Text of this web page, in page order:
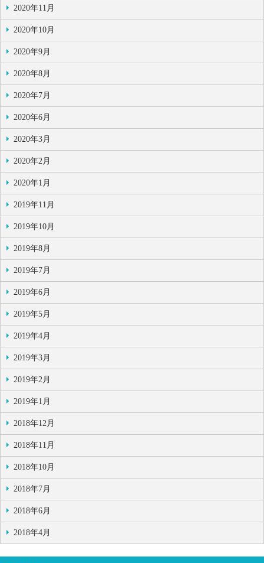
2020年11月
2020年10月
2020年9月
2020年8月
2020年7月
2020年6月
2020年3月
2020年2月
2020年1月
2019年11月
2019年10月
2019年8月
2019年7月
2019年6月
2019年5月
2019年4月
2019年3月
2019年2月
2019年1月
2018年12月
2018年11月
2018年10月
2018年7月
2018年6月
2018年4月